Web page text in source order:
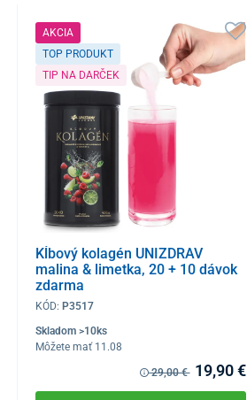
AKCIA
TOP PRODUKT
TIP NA DARČEK
Kĺbový kolagén UNIZDRAV
malina & limetka, 20 + 10 dávok
zdarma
KÓD: P3517
Skladom >10ks
Môžete mať 11.08
29,00 € 19,90 €